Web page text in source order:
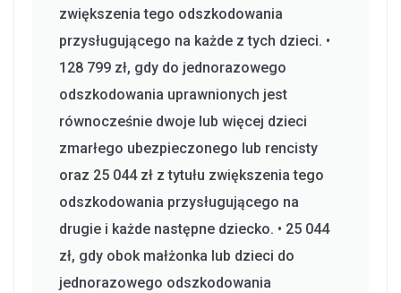
zwiększenia tego odszkodowania
przysługującego na każde z tych dzieci. •
128 799 zł, gdy do jednorazowego
odszkodowania uprawnionych jest
równocześnie dwoje lub więcej dzieci
zmarłego ubezpieczonego lub rencisty
oraz 25 044 zł z tytułu zwiększenia tego
odszkodowania przysługującego na
drugie i każde następne dziecko. • 25 044
zł, gdy obok małżonka lub dzieci do
jednorazowego odszkodowania